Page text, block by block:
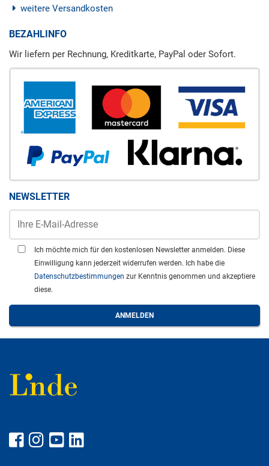
weitere Versandkosten
BEZAHLINFO
Wir liefern per Rechnung, Kreditkarte, PayPal oder Sofort.
NEWSLETTER
Ich möchte mich für den kostenlosen Newsletter anmelden. Diese
Einwilligung kann jederzeit widerrufen werden. Ich habe die
Datenschutzbestimmungen zur Kenntnis genommen und akzeptiere
diese.